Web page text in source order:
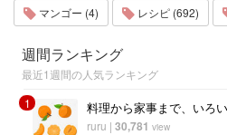
マンゴー (4)
レシピ (692)
週間ランキング
最近1週間の人気ランキング
1
料理から家事まで、いろ
ruru | 30,781 view